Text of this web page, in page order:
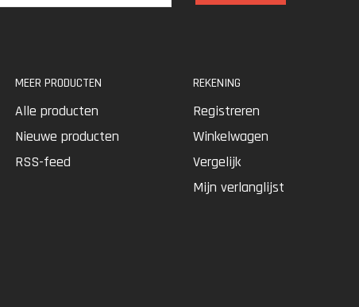
MEER PRODUCTEN
Alle producten
Nieuwe producten
RSS-feed
REKENING
Registreren
Winkelwagen
Vergelijk
Mijn verlanglijst